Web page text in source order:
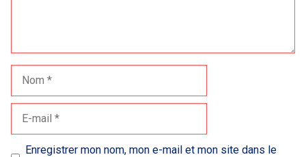
Nom
Enregistrer mon nom, mon e-mail et mon site dans le